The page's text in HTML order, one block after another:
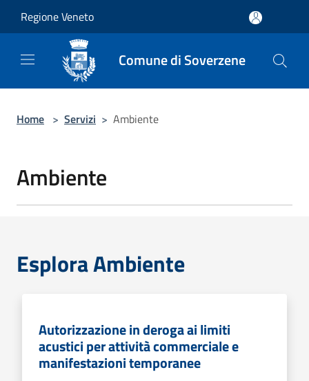
Regione Veneto
Comune di Soverzene
Home > Servizi > Ambiente
Ambiente
Esplora Ambiente
Autorizzazione in deroga ai limiti
acustici per attività commerciale e
manifestazioni temporanee